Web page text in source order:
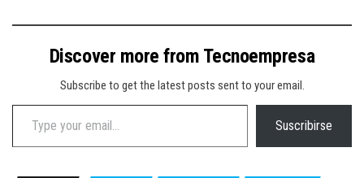
Discover more from Tecnoempresa
Subscribe to get the latest posts sent to your email.
Type your email…
Suscribirse